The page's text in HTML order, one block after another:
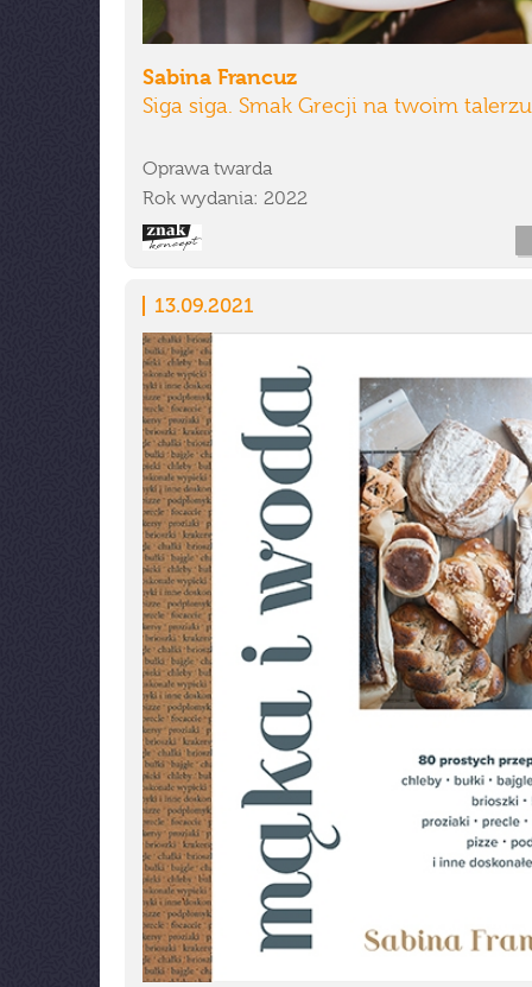
Sabina Francuz
Siga siga. Smak Grecji na twoim talerzu
Oprawa twarda
Rok wydania: 2022
13.09.2021